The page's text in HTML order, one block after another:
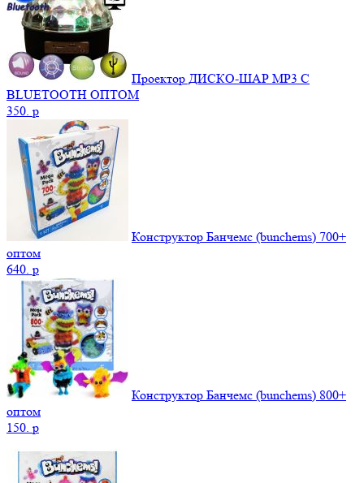
Проектор ДИСКО-ШАР MP3 С
BLUETOOTH ОПТОМ
350. p
Конструктор Банчемс (bunchems) 700+
оптом
640. p
Конструктор Банчемс (bunchems) 800+
оптом
150. p